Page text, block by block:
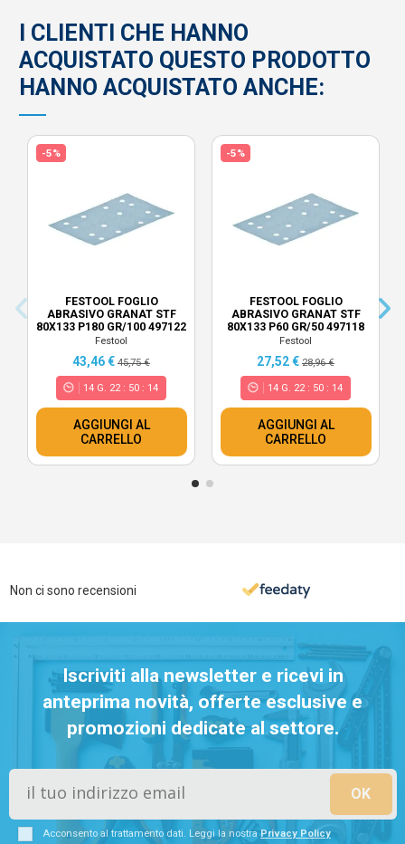
I CLIENTI CHE HANNO
ACQUISTATO QUESTO PRODOTTO
HANNO ACQUISTATO ANCHE:
-5%
FESTOOL FOGLIO
ABRASIVO GRANAT STF
80X133 P180 GR/100 497122
Festool
43,46 € 45,75 €
14 G. 22: 50 : 13
AGGIUNGI AL
CARRELLO
-5%
FESTOOL FOGLIO
ABRASIVO GRANAT STF
80X133 P60 GR/50 497118
Festool
27,52 € 28,96 €
14 G. 22: 50 : 13
AGGIUNGI AL
CARRELLO
Non ci sono recensioni
Iscriviti alla newsletter e ricevi in
anteprima novità, offerte esclusive e
promozioni dedicate al settore.
Acconsento al trattamento dati. Leggi la nostraPrivacy Policy